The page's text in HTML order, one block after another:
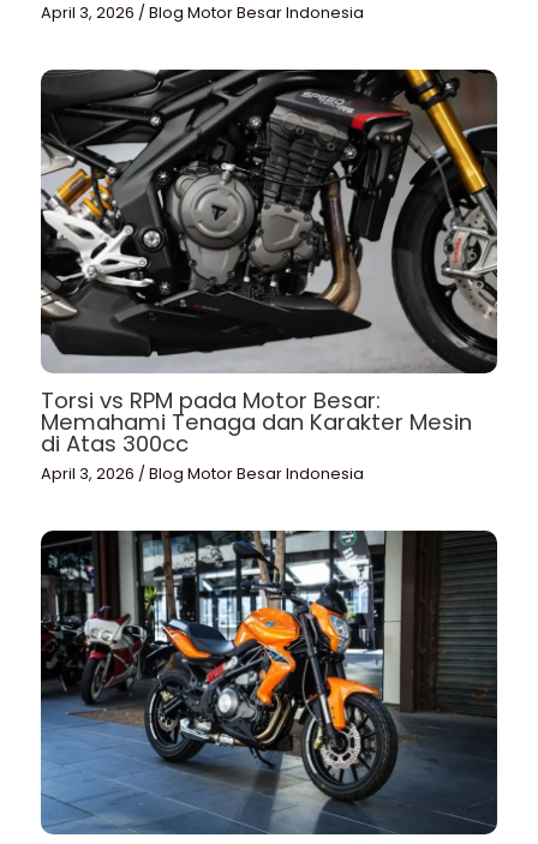
April 3, 2026 /Blog Motor Besar Indonesia
Torsi vs RPM pada Motor Besar:
Memahami Tenaga dan Karakter Mesin
di Atas 300cc
April 3, 2026 /Blog Motor Besar Indonesia